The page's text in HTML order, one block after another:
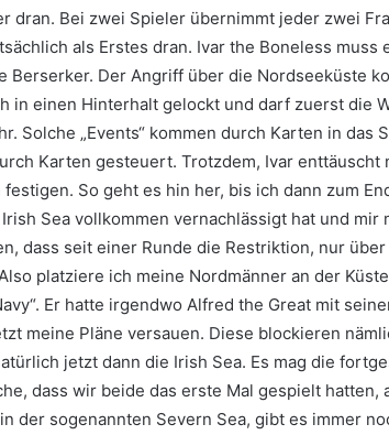
dran. Bei zwei Spieler übernimmt jeder zwei
als Erstes dran. Ivar the Boneless muss
Berserker. Der Angriff über die Nordseeküste
in einen Hinterhalt gelockt und darf zuerst die
Solche „Events“ kommen durch Karten in das
Karten gesteuert. Trotzdem, Ivar enttäuscht
So geht es hin her, bis ich dann zum
Sea vollkommen vernachlässigt hat und mir
dass seit einer Runde die Restriktion, nur
platziere ich meine Nordmänner an der
Er hatte irgendwo Alfred the Great mit
meine Pläne versauen. Diese blockieren
jetzt dann die Irish Sea. Es mag die
dass wir beide das erste Mal gespielt hatten,
der sogenannten Severn Sea, gibt es immer